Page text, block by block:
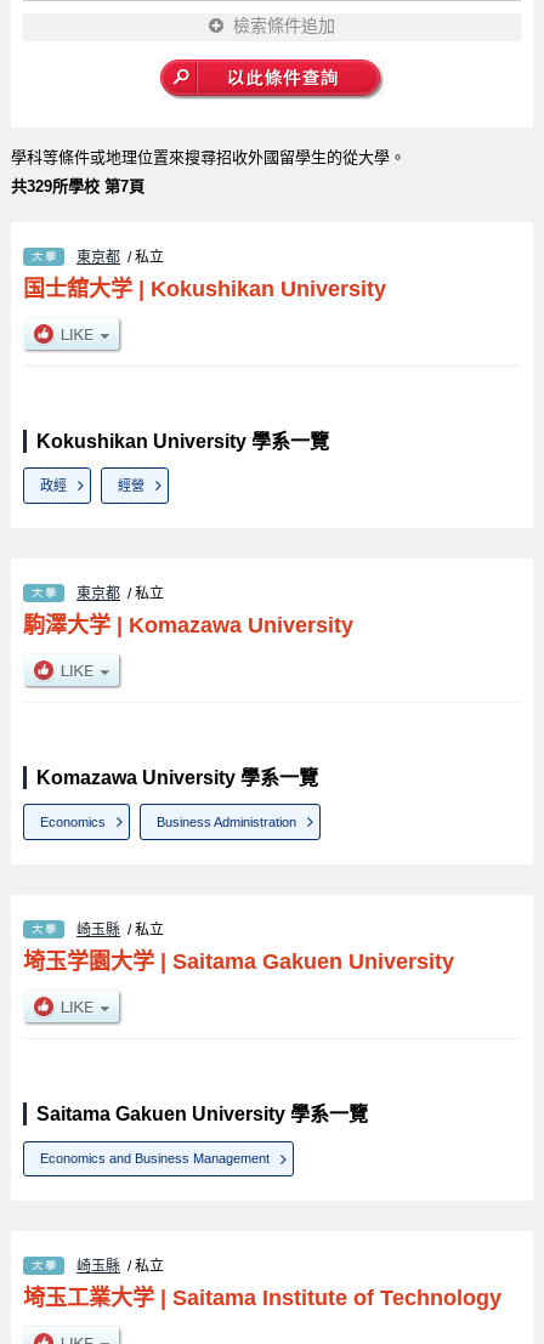
檢索條件追加
學科等條件或地理位置來搜尋招收外國留學生的從大學。
共329所學校 第7頁
東京都 / 私立
国士舘大学| Kokushikan University
Kokushikan University 學系一覽
政經 經營
東京都 / 私立
駒澤大学| Komazawa University
Komazawa University 學系一覽
Economics Business Administration
崎玉縣 / 私立
埼玉学園大学| Saitama Gakuen University
Saitama Gakuen University 學系一覽
Economics and Business Management
崎玉縣 / 私立
埼玉工業大学| Saitama Institute of Technology